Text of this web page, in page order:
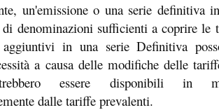
un'emissione o una serie definitiva
di denominazioni sufficienti a coprire le
in una serie Definitiva
a causa delle modifiche delle
essere disponibili in
dalle tariffe prevalenti.